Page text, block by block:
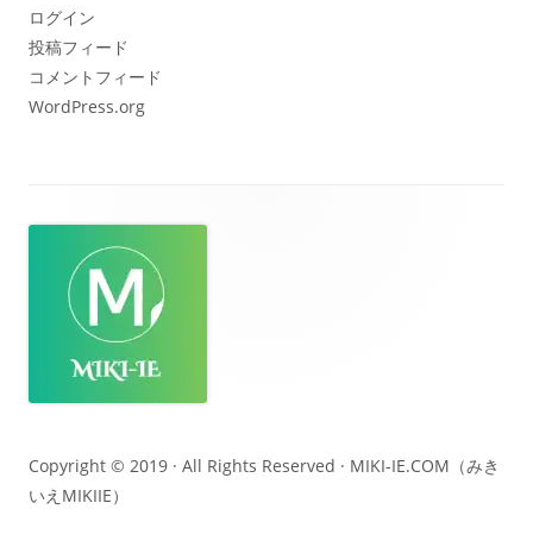
ログイン
投稿フィード
コメントフィード
WordPress.org
テ
ン
Copyright © 2019 · All Rights Reserved · MIKI-IE.COM（みき
いえMIKIIE）